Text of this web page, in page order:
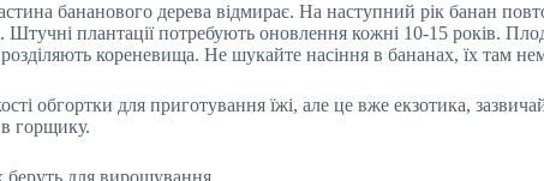
бананового дерева відмирає. На наступний рік банан
Штучні плантації потребують оновлення кожні 10-15 років.
кореневища. Не шукайте насіння в бананах, їх там
обгортки для приготування їжі, але це вже екзотика,
горщику.
беруть для вирощування.